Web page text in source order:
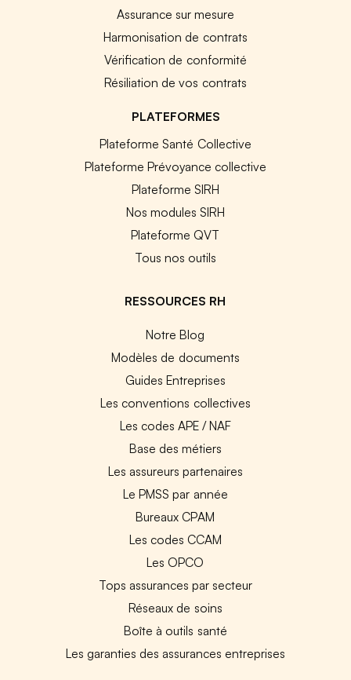
Assurance sur mesure
Harmonisation de contrats
Vérification de conformité
Résiliation de vos contrats
PLATEFORMES
Plateforme Santé Collective
Plateforme Prévoyance collective
Plateforme SIRH
Nos modules SIRH
Plateforme QVT
Tous nos outils
RESSOURCES RH
Notre Blog
Modèles de documents
Guides Entreprises
Les conventions collectives
Les codes APE / NAF
Base des métiers
Les assureurs partenaires
Le PMSS par année
Bureaux CPAM
Les codes CCAM
Les OPCO
Tops assurances par secteur
Réseaux de soins
Boîte à outils santé
Les garanties des assurances entreprises